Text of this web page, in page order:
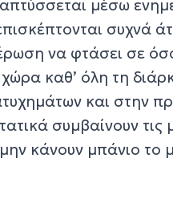
μέσω
συχνά
να φτάσει σε
καθ’ όλη τη
και στην
συμβαίνουν
κάνουν μπάνιο το